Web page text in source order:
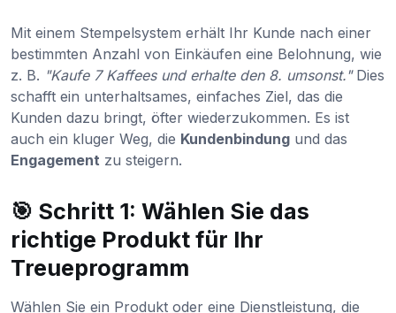
Mit einem Stempelsystem erhält Ihr Kunde nach einer
bestimmten Anzahl von Einkäufen eine Belohnung, wie
z. B. "Kaufe 7 Kaffees und erhalte den 8. umsonst."Dies
schafft ein unterhaltsames, einfaches Ziel, das die
Kunden dazu bringt, öfter wiederzukommen. Es ist
auch ein kluger Weg, die Kundenbindung und das
Engagement zu steigern.
🎯 Schritt 1: Wählen Sie das
richtige Produkt für Ihr
Treueprogramm
Wählen Sie ein Produkt oder eine Dienstleistung, die